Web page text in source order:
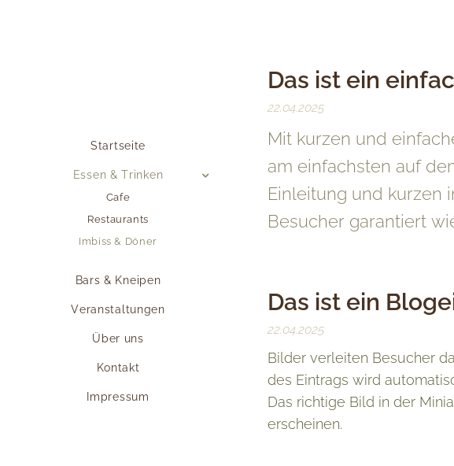
Startseite
Essen & Trinken
Cafe
Restaurants
Imbiss & Döner
Bars & Kneipen
Veranstaltungen
Über uns
Kontakt
Impressum
Das ist ein
22.04.2025
Mit kurzen und
am einfachsten auf
Einleitung und kurzen
Besucher garantiert
Das ist ein
22.04.2025
Bilder verleiten Besucher
des Eintrags wird
Das richtige Bild in der
erscheinen.